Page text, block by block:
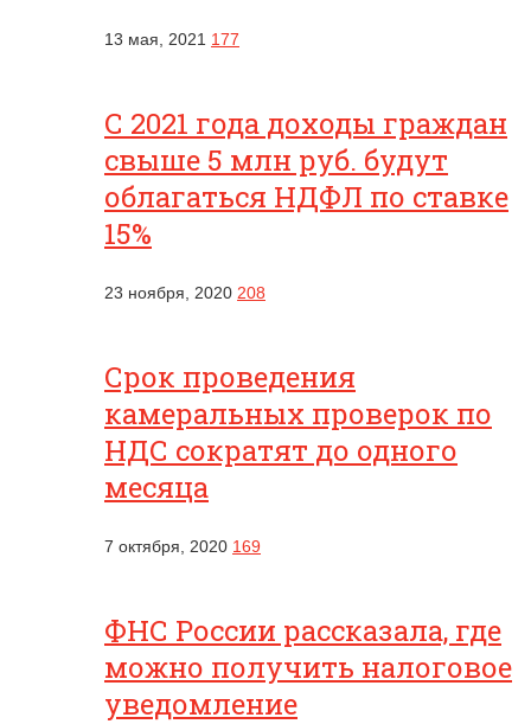
13 мая, 2021 177
С 2021 года доходы граждан
свыше 5 млн руб. будут
облагаться НДФЛ по ставке
15%
23 ноября, 2020 208
Срок проведения
камеральных проверок по
НДС сократят до одного
месяца
7 октября, 2020 169
ФНС России рассказала, где
можно получить налоговое
уведомление